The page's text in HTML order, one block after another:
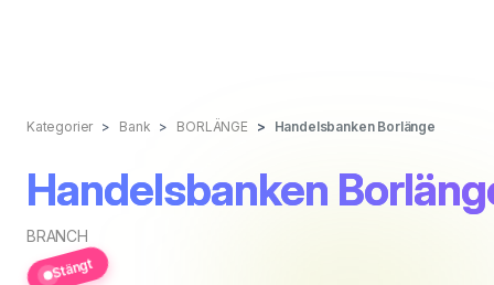
Kategorier Bank BORLÄNGE Handelsbanken Borlänge
Handelsbanken
BRANCH
Stängt